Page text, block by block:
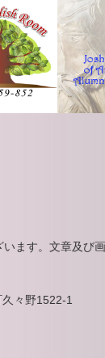
ます。文章及び
々野1522-1